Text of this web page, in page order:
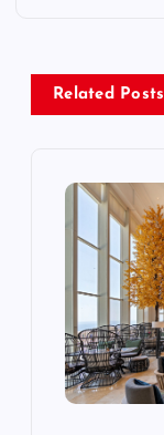
Related Posts